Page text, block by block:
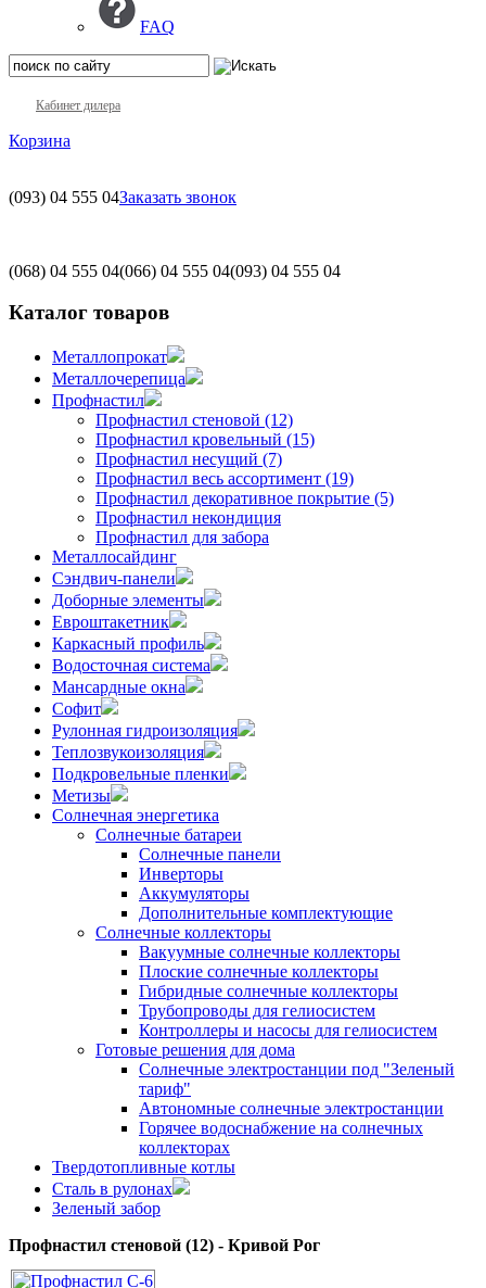
FAQ
Кабинет дилера
Корзина
(093) 04 555 04Заказать звонок
(068) 04 555 04(066) 04 555 04(093) 04 555 04
Каталог товаров
Металлопрокат
Металлочерепица
Профнастил
Профнастил стеновой (12)
Профнастил кровельный (15)
Профнастил несущий (7)
Профнастил весь ассортимент (19)
Профнастил декоративное покрытие (5)
Профнастил некондиция
Профнастил для забора
Металлосайдинг
Сэндвич-панели
Доборные элементы
Евроштакетник
Каркасный профиль
Водосточная система
Мансардные окна
Софит
Рулонная гидроизоляция
Теплозвукоизоляция
Подкровельные пленки
Метизы
Солнечная энергетика
Солнечные батареи
Солнечные панели
Инверторы
Аккумуляторы
Дополнительные комплектующие
Солнечные коллекторы
Вакуумные солнечные коллекторы
Плоские солнечные коллекторы
Гибридные солнечные коллекторы
Трубопроводы для гелиосистем
Контроллеры и насосы для гелиосистем
Готовые решения для дома
Солнечные электростанции под "Зеленый
тариф"
Автономные солнечные электростанции
Горячее водоснабжение на солнечных
коллекторах
Твердотопливные котлы
Сталь в рулонах
Зеленый забор
Профнастил стеновой (12) - Кривой Рог